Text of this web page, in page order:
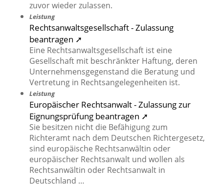
zuvor wieder zulassen.
Leistung
Rechtsanwaltsgesellschaft - Zulassung
beantragen ➚
Eine Rechtsanwaltsgesellschaft ist eine
Gesellschaft mit beschränkter Haftung, deren
Unternehmensgegenstand die Beratung und
Vertretung in Rechtsangelegenheiten ist.
Leistung
Europäischer Rechtsanwalt - Zulassung zur
Eignungsprüfung beantragen ➚
Sie besitzen nicht die Befähigung zum
Richteramt nach dem Deutschen Richtergesetz,
sind europäische Rechtsanwältin oder
europäischer Rechtsanwalt und wollen als
Rechtsanwältin oder Rechtsanwalt in
Deutschland …